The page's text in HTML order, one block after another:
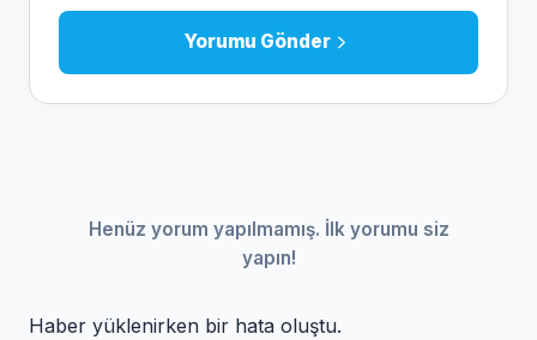
Yorumu Gönder
Henüz yorum yapılmamış. İlk yorumu siz
yapın!
Haber yüklenirken bir hata oluştu.